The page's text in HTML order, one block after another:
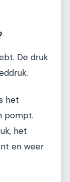
De druk
het
pompt.
het
en weer